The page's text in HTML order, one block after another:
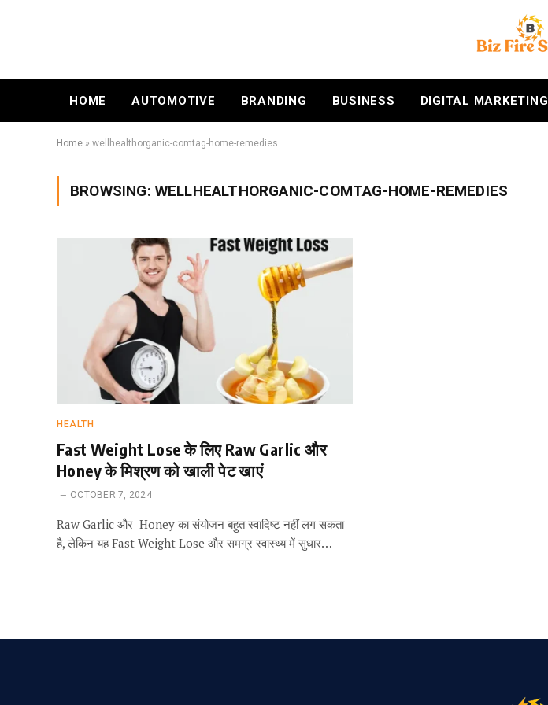
HOME AUTOMOTIVE BRANDING BUSINESS DIGITAL MARKETING
Home » wellhealthorganic-comtag-home-remedies
BROWSING: WELLHEALTHORGANIC-COMTAG-HOME-REMEDIES
HEALTH
Fast Weight Lose के लिए Raw Garlic और
Honey के मिश्रण को खाली पेट खाएं
OCTOBER 7, 2024
Raw Garlic और Honey का संयोजन बहुत स्वादिष्ट नहीं लग सकता
है, लेकिन यह Fast Weight Lose और समग्र स्वास्थ्य में सुधार…